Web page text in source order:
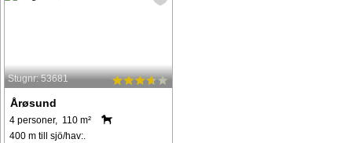
Stugnr: 53681
Årøsund
4 personer, 110 m²
400 m till sjö/hav:.